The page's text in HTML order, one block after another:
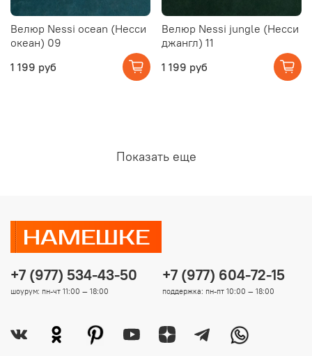
Велюр Nessi ocean (Несси
океан) 09
1 199 руб
Велюр Nessi jungle (Несси
джангл) 11
1 199 руб
Показать еще
+7 (977) 534-43-50
шоурум: пн-чт 11:00 — 18:00
+7 (977) 604-72-15
поддержка: пн-пт 10:00 — 18:00